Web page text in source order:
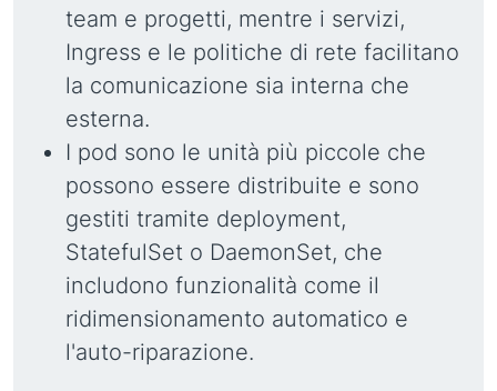
team e progetti, mentre i servizi,
Ingress e le politiche di rete facilitano
la comunicazione sia interna che
esterna.
I pod sono le unità più piccole che
possono essere distribuite e sono
gestiti tramite deployment,
StatefulSet o DaemonSet, che
includono funzionalità come il
ridimensionamento automatico e
l'auto-riparazione.